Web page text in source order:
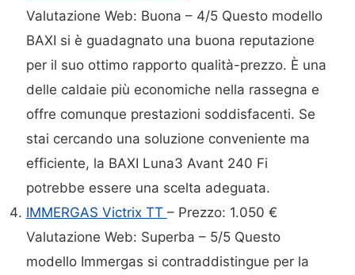
Valutazione Web: Buona – 4/5 Questo modello
BAXI si è guadagnato una buona reputazione
per il suo ottimo rapporto qualità-prezzo. È una
delle caldaie più economiche nella rassegna e
offre comunque prestazioni soddisfacenti. Se
stai cercando una soluzione conveniente ma
efficiente, la BAXI Luna3 Avant 240 Fi
potrebbe essere una scelta adeguata.
IMMERGAS Victrix TT – Prezzo: 1.050 €
Valutazione Web: Superba – 5/5 Questo
modello Immergas si contraddistingue per la